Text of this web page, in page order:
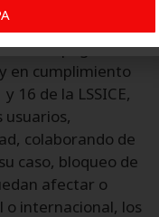
terceros publicar
en la página web
y en cumplimiento
16 de la LSSICE,
usuarios,
colaborando de
caso, bloqueo de
afectar o
o internacional, los